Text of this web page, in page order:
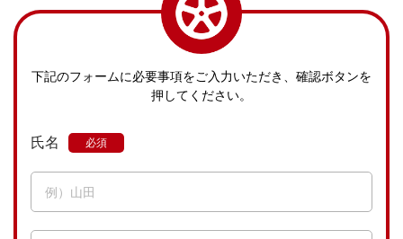
下記のフォームに必要事項をご入力いただき、確認ボタンを
押してください。
氏名